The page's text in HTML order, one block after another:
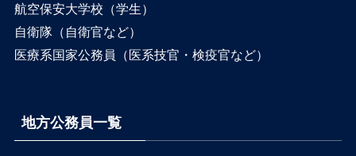
航空保安大学校（学生）
自衛隊（自衛官など）
医療系国家公務員（医系技官・検疫官など）
地方公務員一覧